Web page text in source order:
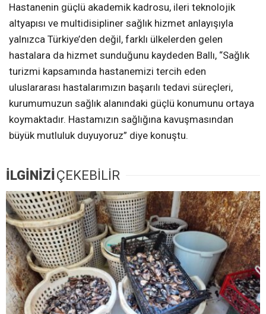
Hastanenin güçlü akademik kadrosu, ileri teknolojik
altyapısı ve multidisipliner sağlık hizmet anlayışıyla
yalnızca Türkiye’den değil, farklı ülkelerden gelen
hastalara da hizmet sunduğunu kaydeden Ballı, “Sağlık
turizmi kapsamında hastanemizi tercih eden
uluslararası hastalarımızın başarılı tedavi süreçleri,
kurumumuzun sağlık alanındaki güçlü konumunu ortaya
koymaktadır. Hastamızın sağlığına kavuşmasından
büyük mutluluk duyuyoruz” diye konuştu.
İLGİNİZİÇEKEBİLİR